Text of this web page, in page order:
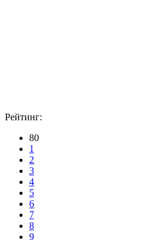
Рейтинг:
80
1
2
3
4
5
6
7
8
9